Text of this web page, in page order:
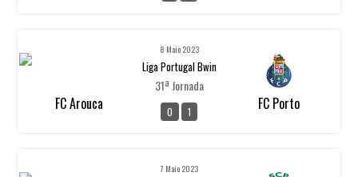
FC Arouca
8 Maio 2023
Liga Portugal Bwin
31ª Jornada
0 1 FC Porto
7 Maio 2023